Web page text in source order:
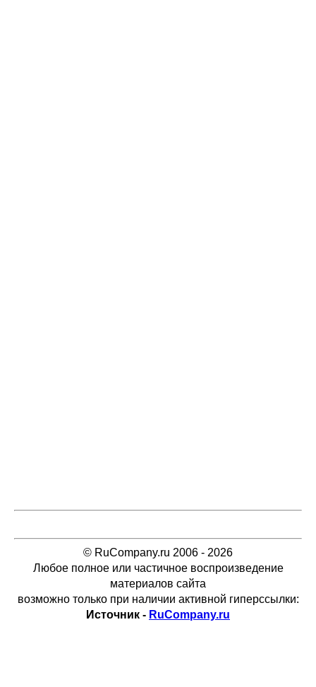
© RuCompany.ru 2006 - 2026
Любое полное или частичное воспроизведение
материалов сайта
возможно только при наличии активной гиперссылки:
Источник - RuCompany.ru